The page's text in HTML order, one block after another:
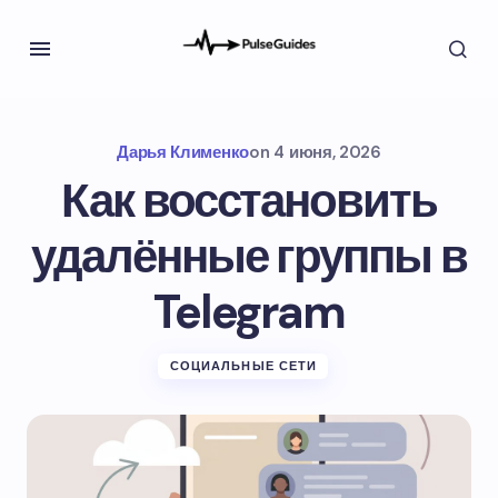
Дарья Клименкоon 4 июня, 2026
Как восстановить
удалённые группы в
Telegram
СОЦИАЛЬНЫЕ СЕТИ